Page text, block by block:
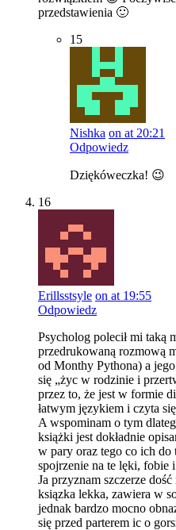
przedstawienia 🙂
15
Nishka on at 20:21
Odpowiedz
Dziękóweczka! 😉
16
Erillsstsyle on at 19:55
Odpowiedz
Psycholog polecił mi taką
przedrukowaną rozmową
od Monthy Pythona) a
się „życ w rodzinie i
przez to, że jest w formie
łatwym językiem i czyta
A wspominam o tym
książki jest dokładnie
w pary oraz tego co ich do
spojrzenie na te lęki, fobie
Ja przyznam szczerze
ksiązka lekka, zawiera w
jednak bardzo mocno
się przed parterem ic o